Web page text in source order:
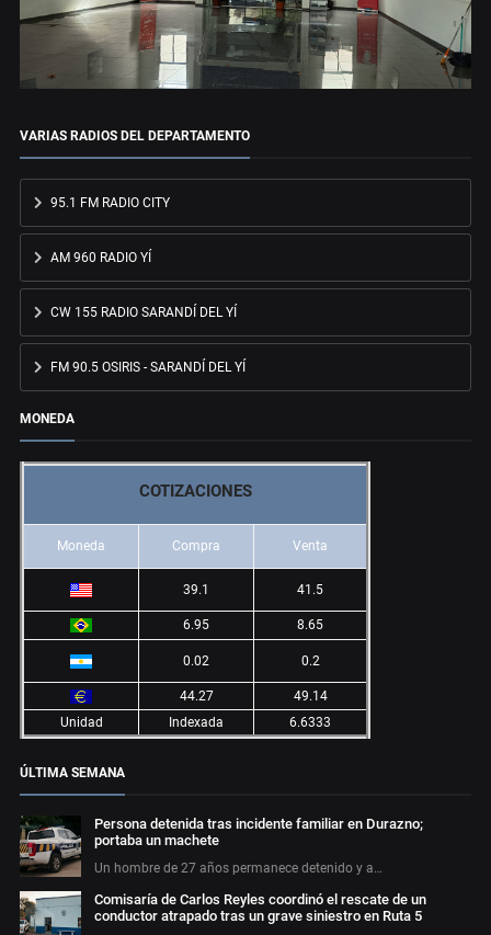
VARIAS RADIOS DEL DEPARTAMENTO
95.1 FM RADIO CITY
AM 960 RADIO YÍ
CW 155 RADIO SARANDÍ DEL YÍ
FM 90.5 OSIRIS - SARANDÍ DEL YÍ
MONEDA
COTIZACIONES
Moneda Compra Venta
39.1 41.5
6.95 8.65
0.02 0.2
44.27
49.14
Unidad
Indexada 6.6333
ÚLTIMA SEMANA
Persona detenida tras incidente familiar en Durazno;
portaba un machete
Un hombre de 27 años permanece detenido y a…
Comisaría de Carlos Reyles coordinó el rescate de un
conductor atrapado tras un grave siniestro en Ruta 5